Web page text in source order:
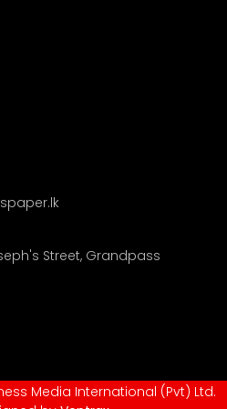
Street, Grandpass
Media International (Pvt) Ltd.